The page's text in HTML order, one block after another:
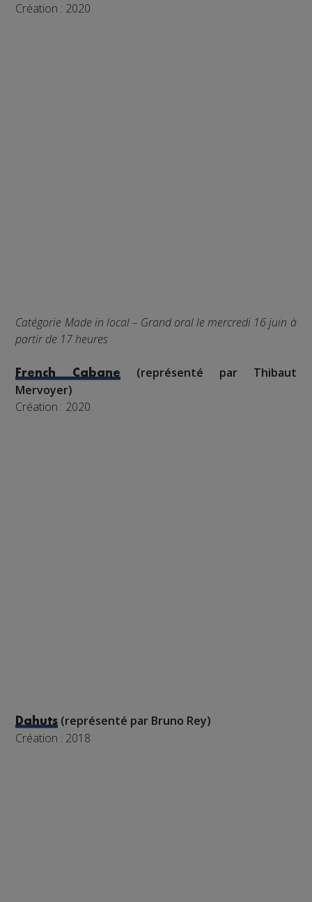
Création : 2020
Catégorie Made in local – Grand oral le mercredi 16 juin à
partir de 17 heures
French Cabane
(représenté par Thibaut
Mervoyer)
Création : 2020
Dahuts (représenté par Bruno Rey)
Création : 2018